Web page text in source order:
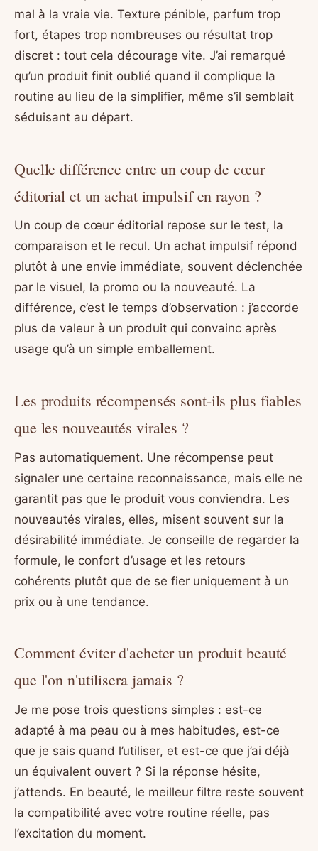
mal à la vraie vie. Texture pénible, parfum trop
fort, étapes trop nombreuses ou résultat trop
discret : tout cela décourage vite. J’ai remarqué
qu’un produit finit oublié quand il complique la
routine au lieu de la simplifier, même s’il semblait
séduisant au départ.
Quelle différence entre un coup de cœur
éditorial et un achat impulsif en rayon ?
Un coup de cœur éditorial repose sur le test, la
comparaison et le recul. Un achat impulsif répond
plutôt à une envie immédiate, souvent déclenchée
par le visuel, la promo ou la nouveauté. La
différence, c’est le temps d’observation : j’accorde
plus de valeur à un produit qui convainc après
usage qu’à un simple emballement.
Les produits récompensés sont-ils plus fiables
que les nouveautés virales ?
Pas automatiquement. Une récompense peut
signaler une certaine reconnaissance, mais elle ne
garantit pas que le produit vous conviendra. Les
nouveautés virales, elles, misent souvent sur la
désirabilité immédiate. Je conseille de regarder la
formule, le confort d’usage et les retours
cohérents plutôt que de se fier uniquement à un
prix ou à une tendance.
Comment éviter d'acheter un produit beauté
que l'on n'utilisera jamais ?
Je me pose trois questions simples : est-ce
adapté à ma peau ou à mes habitudes, est-ce
que je sais quand l’utiliser, et est-ce que j’ai déjà
un équivalent ouvert ? Si la réponse hésite,
j’attends. En beauté, le meilleur filtre reste souvent
la compatibilité avec votre routine réelle, pas
l’excitation du moment.